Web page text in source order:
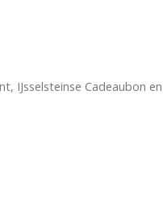
IJsselsteinse Cadeaubon en